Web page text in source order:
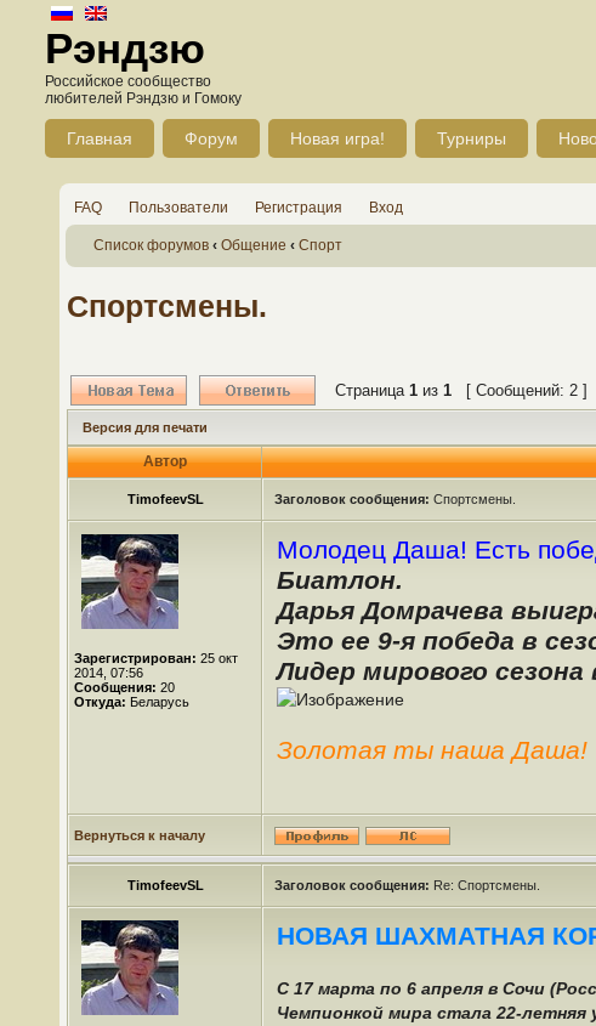
Рэндзю
Российское сообщество
любителей Рэндзю и Гомоку
Главная Форум Новая игра! Турниры
FAQ Пользователи Регистрация Вход
Список форумов ‹ Общение ‹ Спорт
Спортсмены.
Страница 1 из 1 [ Сообщений: 2 ]
Версия для печати
Автор
TimofeevSL Заголовок сообщения: Спортсмены.
Зарегистрирован: 25 окт
2014, 07:56
Сообщения: 20
Откуда: Беларусь
Молодец Даша! Есть
Биатлон.
Дарья Домрачева
Это ее 9-я победа в
Лидер мирового
Золотая ты наша Даша!
Вернуться к началу
TimofeevSL Заголовок сообщения: Re: Спортсмены.
НОВАЯ ШАХМАТНАЯ
С 17 марта по 6 апреля в Сочи
Чемпионкой мира стала 22-летняя